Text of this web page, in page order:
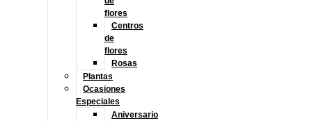
flores
Centros
de
flores
Rosas
Plantas
Ocasiones
Especiales
Aniversario